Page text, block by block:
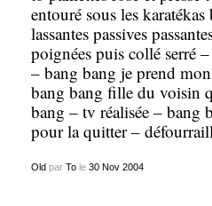
entouré sous les
lassantes passives
poignées puis collé serré
– bang bang je prend
bang bang fille du voisin
bang – tv réalisée – bang
pour la quitter –
Oldpar Tole 30 Nov 2004